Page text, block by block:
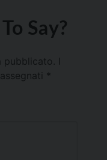
Say?
pubblicato.
*